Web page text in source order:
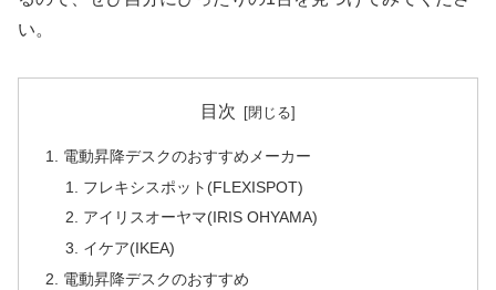
い。
目次
電動昇降デスクのおすすめメーカー
フレキシスポット(FLEXISPOT)
アイリスオーヤマ(IRIS OHYAMA)
イケア(IKEA)
電動昇降デスクのおすすめ